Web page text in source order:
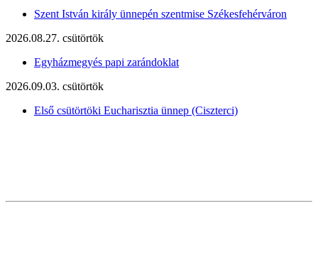
Szent István király ünnepén szentmise Székesfehérváron
2026.08.27. csütörtök
Egyházmegyés papi zarándoklat
2026.09.03. csütörtök
Első csütörtöki Eucharisztia ünnep (Ciszterci)